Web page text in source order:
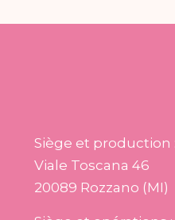
Siège et production :
Viale Toscana 46
20089 Rozzano (MI)